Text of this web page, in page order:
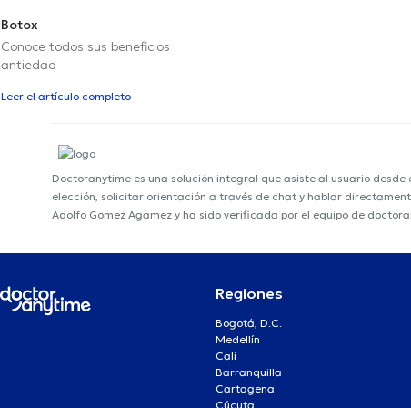
Botox
Conoce todos sus beneficios
antiedad
Leer el artículo completo
Doctoranytime es una solución integral que asiste al usuario
elección, solicitar orientación a través de chat y hablar
Adolfo Gomez Agamez y ha sido verificada por el equipo de
Regiones
Bogotá, D.C.
Medellín
Cali
Barranquilla
Cartagena
Cúcuta